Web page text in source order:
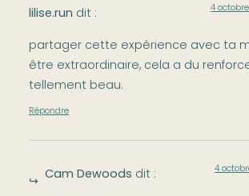
lilise.run dit : 4
partager cette expérience avec ta
être extraordinaire, cela a du
tellement beau.
Répondre
Cam Dewoods dit : 4